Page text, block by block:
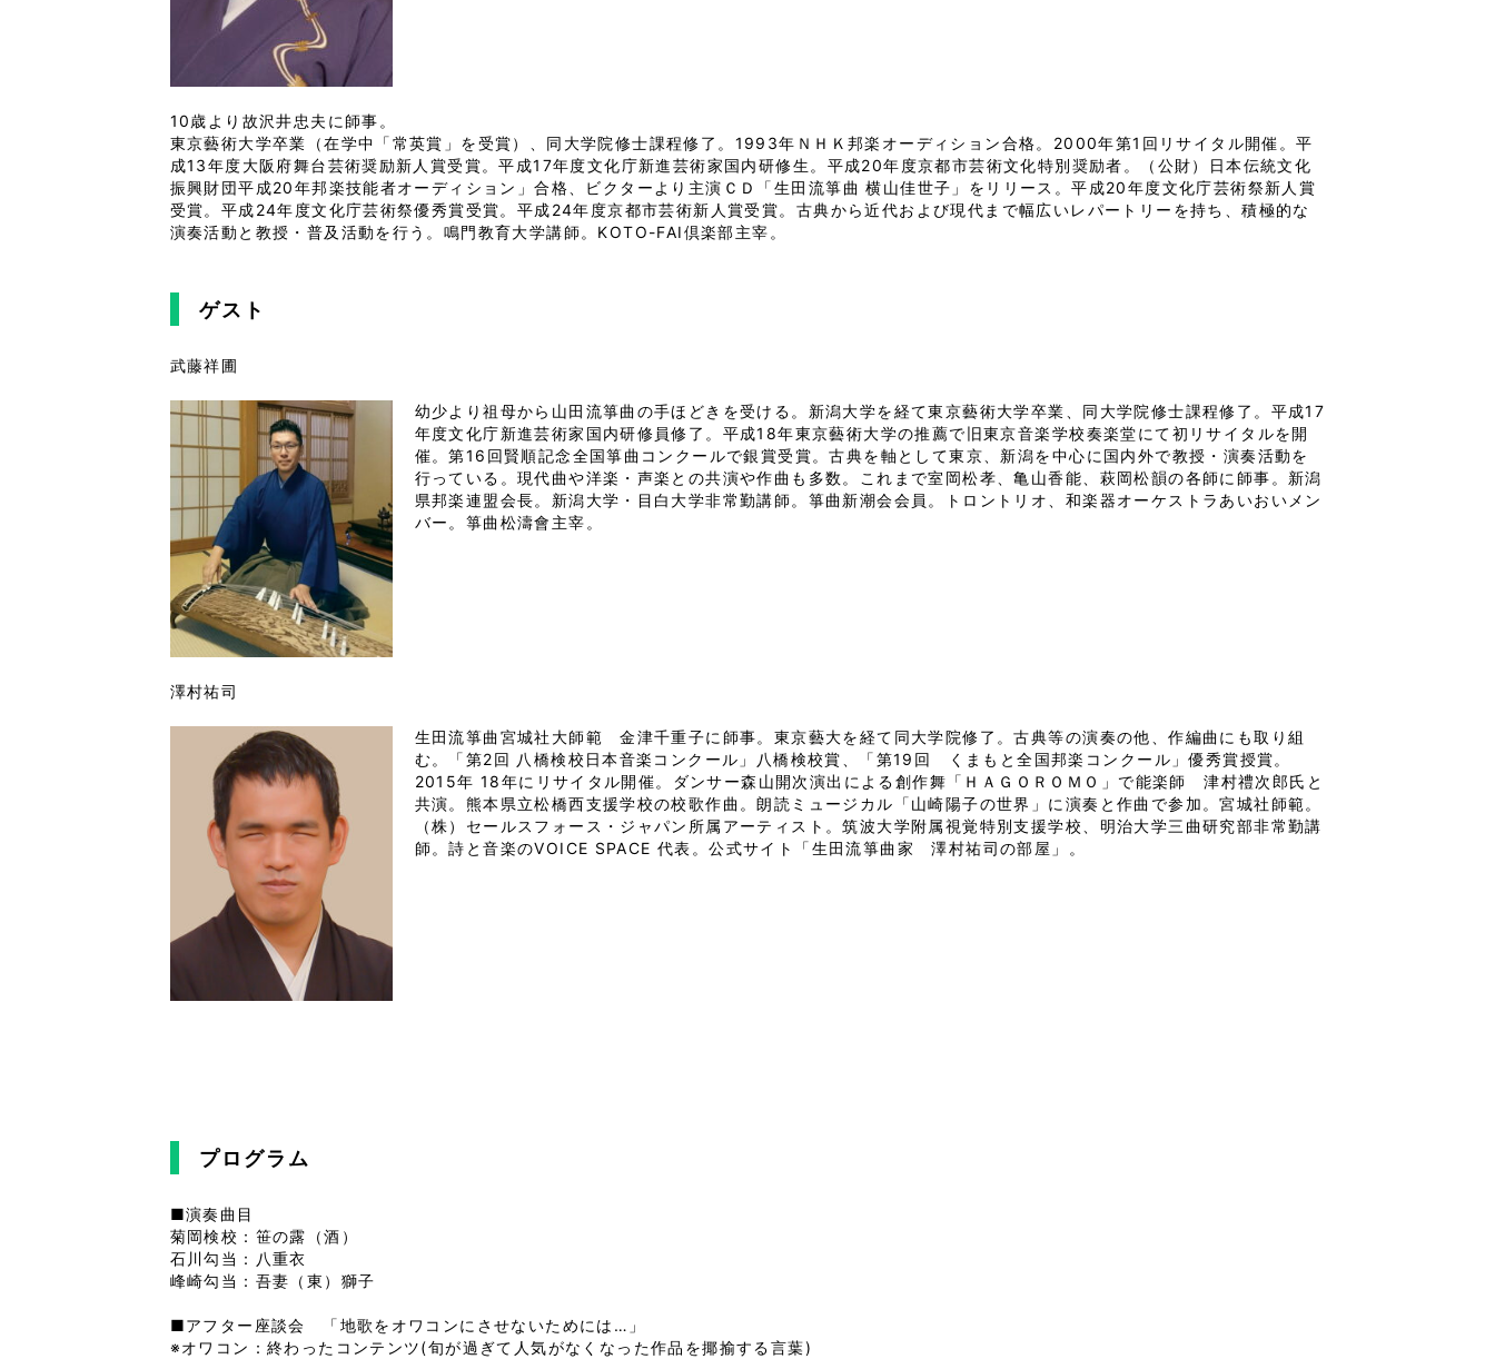
10歳より故沢井忠夫に師事。
東京藝術大学卒業（在学中「常英賞」を受賞）、同大学院修士課程修了。1993年ＮＨＫ邦楽オーディション合格。2000年第1回リサイタル開催。平
成13年度大阪府舞台芸術奨励新人賞受賞。平成17年度文化庁新進芸術家国内研修生。平成20年度京都市芸術文化特別奨励者。（公財）日本伝統文化
振興財団平成20年邦楽技能者オーディション」合格、ビクターより主演ＣＤ「生田流箏曲 横山佳世子」をリリース。平成20年度文化庁芸術祭新人賞
受賞。平成24年度文化庁芸術祭優秀賞受賞。平成24年度京都市芸術新人賞受賞。古典から近代および現代まで幅広いレパートリーを持ち、積極的な
演奏活動と教授・普及活動を行う。鳴門教育大学講師。KOTO-FAI倶楽部主宰。
ゲスト
武藤祥圃
幼少より祖母から山田流箏曲の手ほどきを受ける。新潟大学を経て東京藝術大学卒業、同大学院修士課程修了。平成17
年度文化庁新進芸術家国内研修員修了。平成18年東京藝術大学の推薦で旧東京音楽学校奏楽堂にて初リサイタルを開
催。第16回賢順記念全国箏曲コンクールで銀賞受賞。古典を軸として東京、新潟を中心に国内外で教授・演奏活動を
行っている。現代曲や洋楽・声楽との共演や作曲も多数。これまで室岡松孝、亀山香能、萩岡松韻の各師に師事。新潟
県邦楽連盟会長。新潟大学・目白大学非常勤講師。箏曲新潮会会員。トロントリオ、和楽器オーケストラあいおいメン
バー。箏曲松濤會主宰。
澤村祐司
生田流箏曲宮城社大師範　金津千重子に師事。東京藝大を経て同大学院修了。古典等の演奏の他、作編曲にも取り組
む。「第2回 八橋検校日本音楽コンクール」八橋検校賞、「第19回　くまもと全国邦楽コンクール」優秀賞授賞。
2015年 18年にリサイタル開催。ダンサー森山開次演出による創作舞「ＨＡＧＯＲＯＭＯ」で能楽師　津村禮次郎氏と
共演。熊本県立松橋西支援学校の校歌作曲。朗読ミュージカル「山崎陽子の世界」に演奏と作曲で参加。宮城社師範。
（株）セールスフォース・ジャパン所属アーティスト。筑波大学附属視覚特別支援学校、明治大学三曲研究部非常勤講
師。詩と音楽のVOICE SPACE 代表。公式サイト「生田流箏曲家　澤村祐司の部屋」。
プログラム
■演奏曲目
菊岡検校：笹の露（酒）
石川勾当：八重衣
峰崎勾当：吾妻（東）獅子
■アフター座談会　「地歌をオワコンにさせないためには…」
※オワコン：終わったコンテンツ(旬が過ぎて人気がなくなった作品を揶揄する言葉)